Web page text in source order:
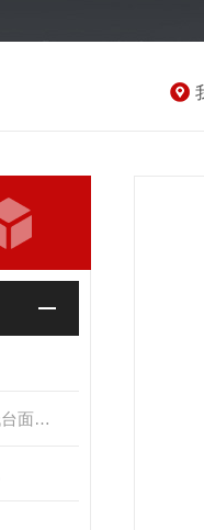
304不锈钢防水电子地磅超低台面带斜坡